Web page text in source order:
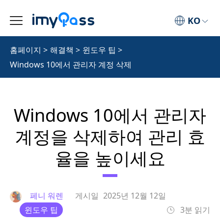
KO
홈페이지 > 해결책 > 윈도우 팁 >
Windows 10에서 관리자 계정 삭제
Windows 10에서 관리자
계정을 삭제하여 관리 효
율을 높이세요
페니 워렌 게시일 2025년 12월 12일
윈도우 팁
3분 읽기